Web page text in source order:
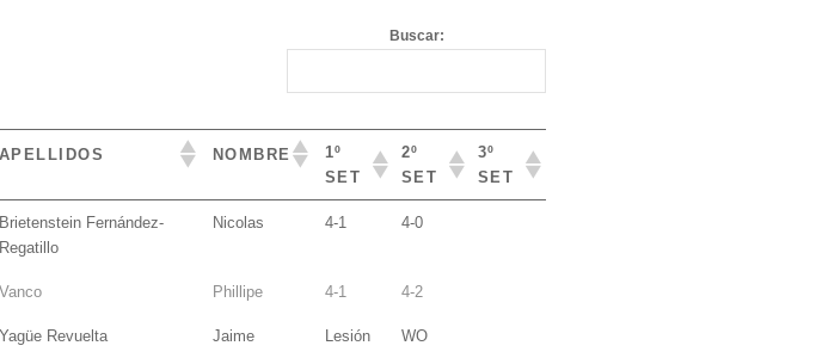
Buscar:
APELLIDOS NOMBRE
1º
SET
2º
SET
3º
SET
APELLIDOS NOMBRE
1º
2º
Brietenstein Fernández-
Regatillo
Nicolas 4-1 4-0
Vanco Phillipe 4-1 4-2
Yagüe Revuelta Jaime Lesión WO